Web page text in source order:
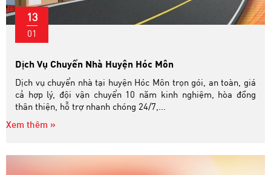
13
01
Dịch Vụ Chuyển Nhà Huyện Hóc Môn
Dịch vụ chuyển nhà tại huyện Hóc Môn trọn gói, an toàn, giá
cả hợp lý, đội vận chuyển 10 năm kinh nghiệm, hòa đồng
thân thiện, hỗ trợ nhanh chóng 24/7,...
Xem thêm »